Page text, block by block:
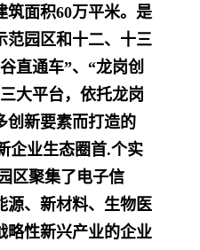
筑面积60万平米。是
范园区和十二、十三
直通车”、“龙岗创
大平台，依托龙岗
创新要素而打造的
企业生态圈首.个实
区聚集了电子信
源、新材料、生物医
略性新兴产业的企业